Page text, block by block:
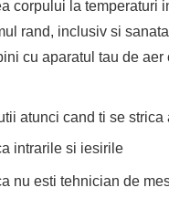
corpului la temperaturi
rand, inclusiv si
cu aparatul tau de
atunci cand ti se
intrarile si iesirile
nu esti tehnician de